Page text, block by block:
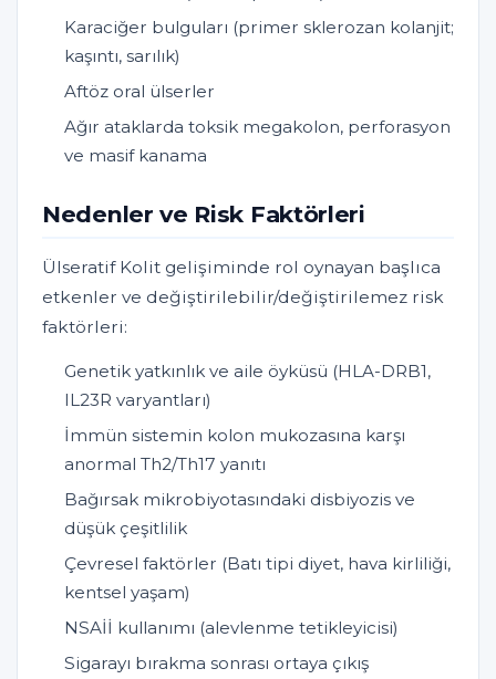
Karaciğer bulguları (primer sklerozan kolanjit;
kaşıntı, sarılık)
Aftöz oral ülserler
Ağır ataklarda toksik megakolon, perforasyon
ve masif kanama
Nedenler ve Risk Faktörleri
Ülseratif Kolit gelişiminde rol oynayan başlıca
etkenler ve değiştirilebilir/değiştirilemez risk
faktörleri:
Genetik yatkınlık ve aile öyküsü (HLA-DRB1,
IL23R varyantları)
İmmün sistemin kolon mukozasına karşı
anormal Th2/Th17 yanıtı
Bağırsak mikrobiyotasındaki disbiyozis ve
düşük çeşitlilik
Çevresel faktörler (Batı tipi diyet, hava kirliliği,
kentsel yaşam)
NSAİİ kullanımı (alevlenme tetikleyicisi)
Sigarayı bırakma sonrası ortaya çıkış